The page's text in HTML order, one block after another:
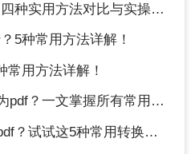
对比与实操指南（附详细表格）！
5种常用方法详解！
常用方法详解！
？一文掌握所有常用方法！
试试这5种常用转换方法！